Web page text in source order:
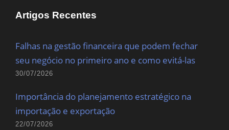
Artigos Recentes
Falhas na gestão financeira que podem fechar
seu negócio no primeiro ano e como evitá-las
30/07/2026
Importância do planejamento estratégico na
importação e exportação
22/07/2026